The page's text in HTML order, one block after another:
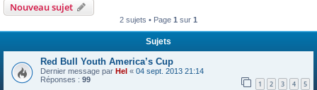
Nouveau sujet
2 sujets • Page 1 sur 1
Sujets
Red Bull Youth America’s Cup
Dernier message par Hel « 04 sept. 2013 21:14
Réponses : 99 1 2 3 4 5